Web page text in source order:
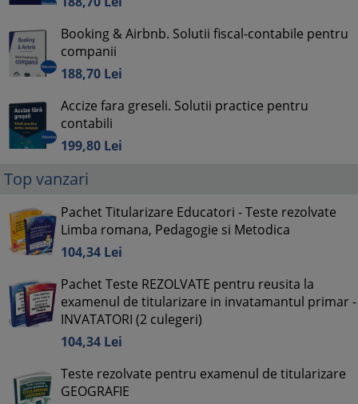
Booking & Airbnb. Solutii fiscal-contabile pentru
companii
188,70 Lei
Accize fara greseli. Solutii practice pentru
contabili
199,80 Lei
Top vanzari
Pachet Titularizare Educatori - Teste rezolvate
Limba romana, Pedagogie si Metodica
104,34 Lei
Pachet Teste REZOLVATE pentru reusita la
examenul de titularizare in invatamantul primar -
INVATATORI (2 culegeri)
104,34 Lei
Teste rezolvate pentru examenul de titularizare
GEOGRAFIE